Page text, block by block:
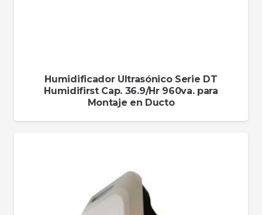
Humidificador Ultrasónico Serie DT
Humidifirst Cap. 36.9/Hr 960va. para
Montaje en Ducto